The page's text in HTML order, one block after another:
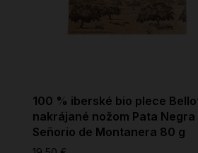
100 % iberské bio plece
nakrájané nožom Pata Negra
Señorio de Montanera 80 g